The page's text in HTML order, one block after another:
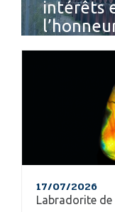
intérêts
17/07/2026
Labradorite de